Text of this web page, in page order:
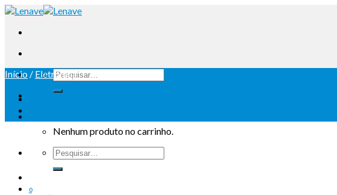
Nenhum produto no carrinho.
0
Início / Eletrónica